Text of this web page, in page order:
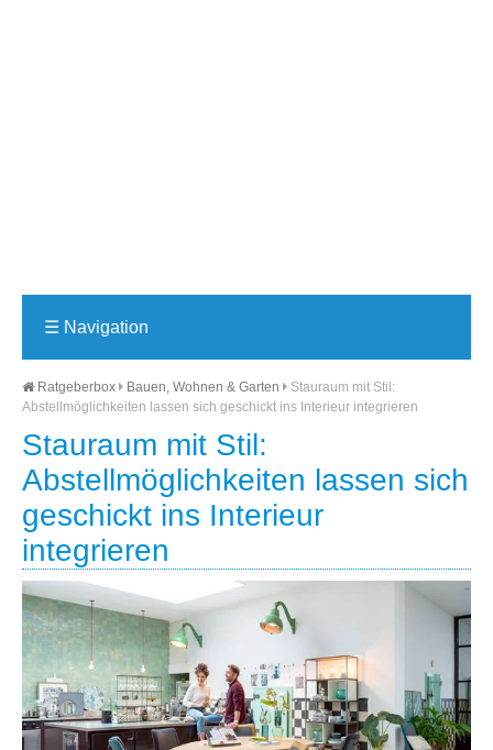
☰ Navigation
Ratgeberbox Bauen, Wohnen & Garten
Stauraum mit Stil:
Abstellmöglichkeiten lassen sich geschickt ins Interieur integrieren
Stauraum mit Stil:
Abstellmöglichkeiten lassen sich
geschickt ins Interieur
integrieren